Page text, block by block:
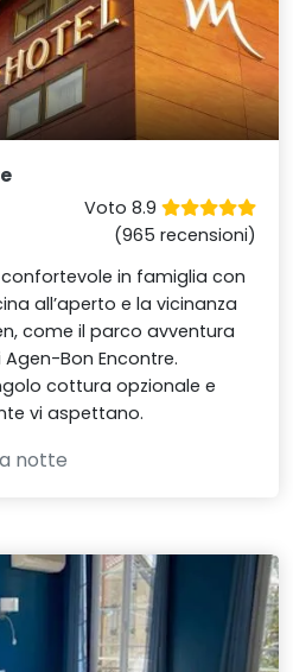
Voto 8.9
(965 recensioni)
in famiglia con
all’aperto e la vicinanza
come il parco avventura
Bon Encontre.
cottura opzionale e
vi aspettano.
a notte